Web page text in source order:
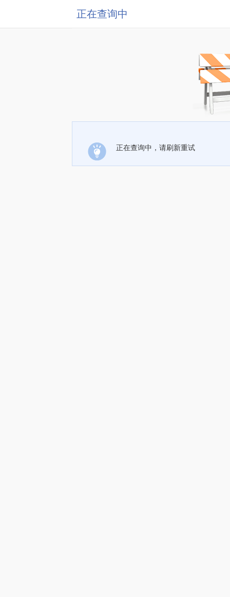
正在查询中
正在查询中，请刷新重试